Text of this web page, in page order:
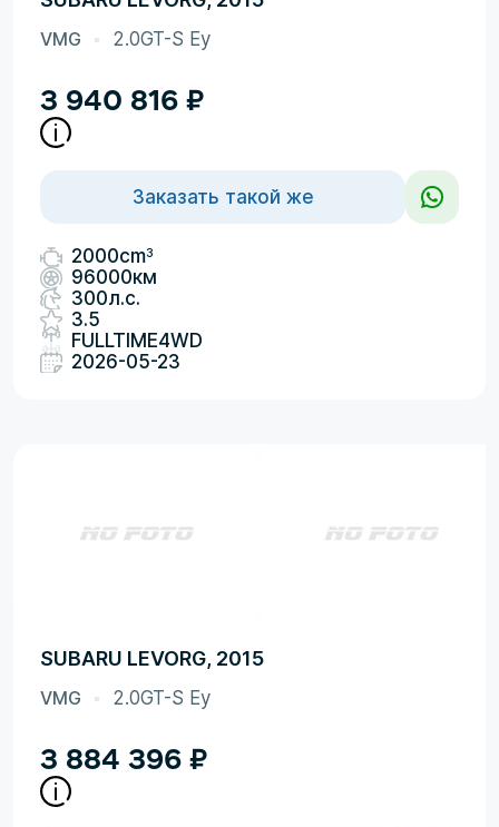
VMG 2.0GT-S Ey
3 940 816 ₽
Заказать такой же
2000cm3
96000км
300л.с.
3.5
FULLTIME4WD
2026-05-23
SUBARU LEVORG, 2015
VMG 2.0GT-S Ey
3 884 396 ₽